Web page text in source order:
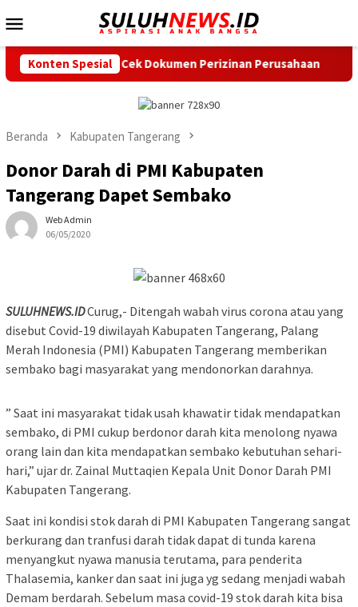
ke
Mobile
Konten Spesial
DLH Cek Dokumen Perizinan Perusahaan Hadirkan
Beranda Kabupaten Tangerang
Donor Darah di PMI Kabupaten
Tangerang Dapet Sembako
Web Admin
06/05/2020
SULUHNEWS.IDCurug,- Ditengah wabah virus corona atau yang
disebut Covid-19 diwilayah Kabupaten Tangerang, Palang
Merah Indonesia (PMI) Kabupaten Tangerang memberikan
sembako bagi masyarakat yang mendonorkan darahnya.
” Saat ini masyarakat tidak usah khawatir tidak mendapatkan
sembako, di PMI cukup berdonor darah kita menolong nyawa
orang lain dan kita mendapatkan sembako kebutuhan sehari-
hari,” ujar dr. Zainal Muttaqien Kepala Unit Donor Darah PMI
Kabupaten Tangerang.
Saat ini kondisi stok darah di PMI Kabupaten Tangerang sangat
berkurang dan tranfusi darah tidak dapat di tunda karena
menyangkut nyawa manusia terutama, para penderita
Thalasemia, kanker dan saat ini juga yg sedang menjadi wabah
Demam berdarah. Sebelum masa covid-19 stok darah kita bisa